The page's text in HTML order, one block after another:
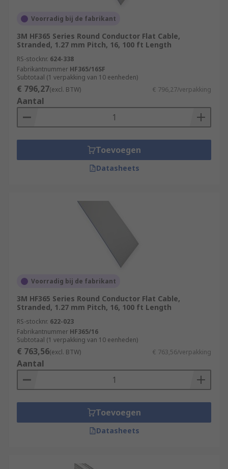
Voorradig bij de fabrikant
3M HF365 Series Round Conductor Flat Cable,
Stranded, 1.27 mm Pitch, 16, 100 ft Length
RS-stocknr. 624-338
Fabrikantnummer HF365/16SF
Subtotaal (1 verpakking van 10 eenheden)
€ 796,27(excl. BTW) € 796,27/verpakking
Aantal
Toevoegen
Datasheets
Voorradig bij de fabrikant
3M HF365 Series Round Conductor Flat Cable,
Stranded, 1.27 mm Pitch, 16, 100 ft Length
RS-stocknr. 622-023
Fabrikantnummer HF365/16
Subtotaal (1 verpakking van 10 eenheden)
€ 763,56(excl. BTW) € 763,56/verpakking
Aantal
Toevoegen
Datasheets